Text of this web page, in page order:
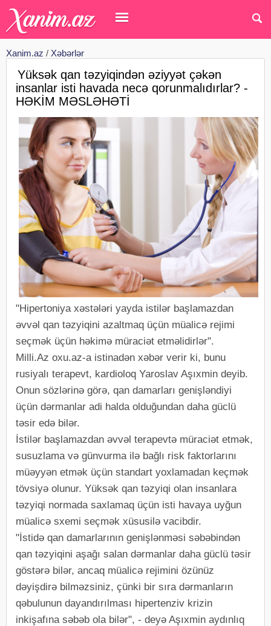
Xanim.az / Xəbərlər
Yüksək qan təzyiqindən əziyyət çəkən
insanlar isti havada necə qorunmalıdırlar? -
HƏKİM MƏSLƏHƏTİ
"Hipertoniya xəstələri yayda istilər başlamazdan
əvvəl qan təzyiqini azaltmaq üçün müalicə rejimi
seçmək üçün həkimə müraciət etməlidirlər".
Milli.Az oxu.az-a istinadən xəbər verir ki, bunu
rusiyalı terapevt, kardioloq Yaroslav Aşıxmin deyib.
Onun sözlərinə görə, qan damarları genişləndiyi
üçün dərmanlar adi halda olduğundan daha güclü
təsir edə bilər.
İstilər başlamazdan əvvəl terapevtə müraciət etmək,
susuzlama və günvurma ilə bağlı risk faktorlarını
müəyyən etmək üçün standart yoxlamadan keçmək
tövsiyə olunur. Yüksək qan təzyiqi olan insanlara
təzyiqi normada saxlamaq üçün isti havaya uyğun
müalicə sxemi seçmək xüsusilə vacibdir.
"İstidə qan damarlarının genişlənməsi səbəbindən
qan təzyiqini aşağı salan dərmanlar daha güclü təsir
göstərə bilər, ancaq müalicə rejimini özünüz
dəyişdirə bilməzsiniz, çünki bir sıra dərmanların
qəbulunun dayandırılması hipertenziv krizin
inkişafına səbəb ola bilər", - deyə Aşıxmin aydınlıq